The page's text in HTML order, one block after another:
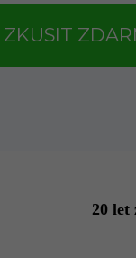
ZKUSIT
20 let